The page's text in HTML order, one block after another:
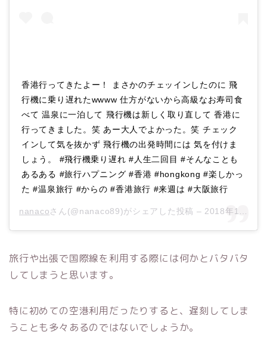
香港行ってきたよー！ まさかのチェッインしたのに 飛
行機に乗り遅れたwwww 仕方がないから高級なお寿司食
べて 温泉に一泊して 飛行機は新しく取り直して 香港に
行ってきました。笑 あー大人でよかった。笑 チェック
インして気を抜かず 飛行機の出発時間には 気を付けま
しょう。 #飛行機乗り遅れ #人生二回目 #そんなことも
あるある #旅行ハプニング #香港 #hongkong #楽しかっ
た #温泉旅行 #からの #香港旅行 #来週は #大阪旅行
nanacoさん(@nanaco89)がシェアした投稿 – 2018年11月月29日午前8時18分PST
旅行や出張で国際線を利用する際には何かとバタバタ
してしまうと思います。
特に初めての空港利用だったりすると、遅刻してしま
うことも多々あるのではないでしょうか。